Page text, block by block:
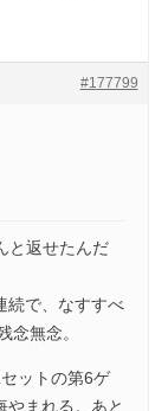
#177799
と返せたんだ
続で、なすすべ
無念。
ットの第6ゲ
やまれる。あと